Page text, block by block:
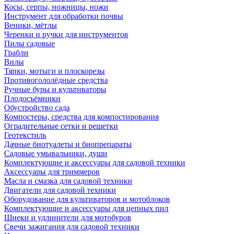
Косы, серпы, ножницы, ножи
Инструмент для обработки почвы
Веники, мётлы
Черенки и ручки для инструментов
Пилы садовые
Грабли
Вилы
Тяпки, мотыги и плоскорезы
Противогололёдные средства
Ручные буры и культиваторы
Плодосъёмники
Обустройство сада
Компостеры, средства для компостирования
Оградительные сетки и решетки
Геотекстиль
Дачные биотуалеты и биопрепараты
Садовые умывальники, души
Комплектующие и аксессуары для садовой техники
Аксессуары для триммеров
Масла и смазка для садовой техники
Двигатели для садовой техники
Оборудование для культиваторов и мотоблоков
Комплектующие и аксессуары для цепных пил
Шнеки и удлинители для мотобуров
Свечи зажигания для садовой техники